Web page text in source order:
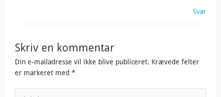
Svar
Skriv en kommentar
Din e-mailadresse vil ikke blive publiceret. Krævede felter
er markeret med *